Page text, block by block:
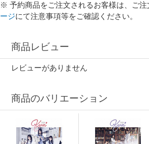
※ 予約商品をご注文されるお客様は、ご注
ージにて注意事項等をご確認ください。
商品レビュー
レビューがありません
商品のバリエーション